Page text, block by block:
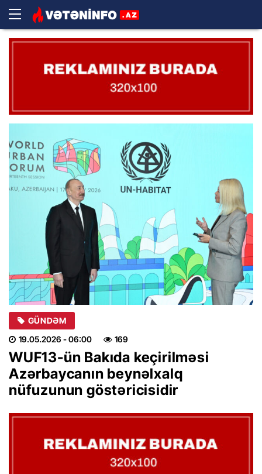
GÜNDƏM
19.05.2026 - 06:00 169
WUF13-ün Bakıda keçirilməsi
Azərbaycanın beynəlxalq
nüfuzunun göstəricisidir